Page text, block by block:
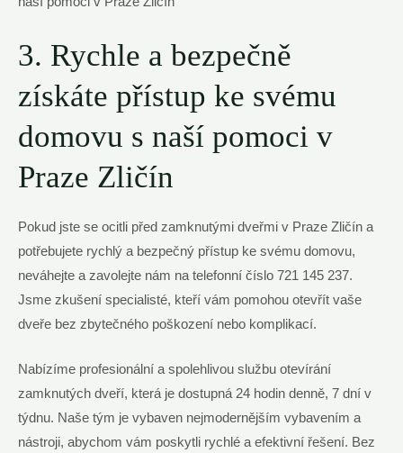
3. Rychle a bezpečně
získáte přístup ke svému
domovu s naší pomoci v
Praze Zličín
Pokud jste se ocitli před zamknutými dveřmi v Praze Zličín a
potřebujete rychlý a bezpečný přístup ke svému domovu,
neváhejte a zavolejte nám na telefonní číslo 721 145 237.
Jsme zkušení specialisté, kteří vám pomohou otevřít vaše
dveře bez zbytečného poškození nebo komplikací.
Nabízíme profesionální a spolehlivou službu otevírání
zamknutých dveří, která je dostupná 24 hodin denně, 7 dní v
týdnu. Naše tým je vybaven nejmodernějším vybavením a
nástroji, abychom vám poskytli rychlé a efektivní řešení. Bez